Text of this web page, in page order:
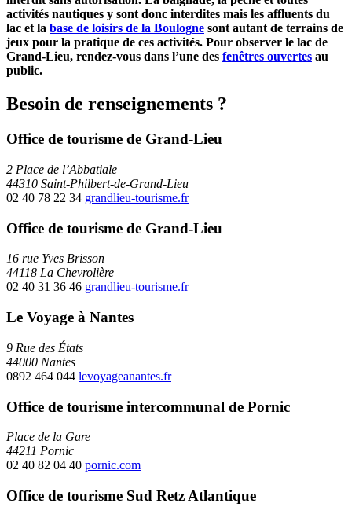
activités nautiques y sont donc interdites mais les affluents du
lac et la base de loisirs de la Boulogne sont autant de terrains de
jeux pour la pratique de ces activités. Pour observer le lac de
Grand-Lieu, rendez-vous dans l’une des fenêtres ouvertes au
public.
Besoin de renseignements ?
Office de tourisme de Grand-Lieu
2 Place de l’Abbatiale
44310 Saint-Philbert-de-Grand-Lieu
02 40 78 22 34 grandlieu-tourisme.fr
Office de tourisme de Grand-Lieu
16 rue Yves Brisson
44118 La Chevrolière
02 40 31 36 46 grandlieu-tourisme.fr
Le Voyage à Nantes
9 Rue des États
44000 Nantes
0892 464 044 levoyageanantes.fr
Office de tourisme intercommunal de Pornic
Place de la Gare
44211 Pornic
02 40 82 04 40 pornic.com
Office de tourisme Sud Retz Atlantique